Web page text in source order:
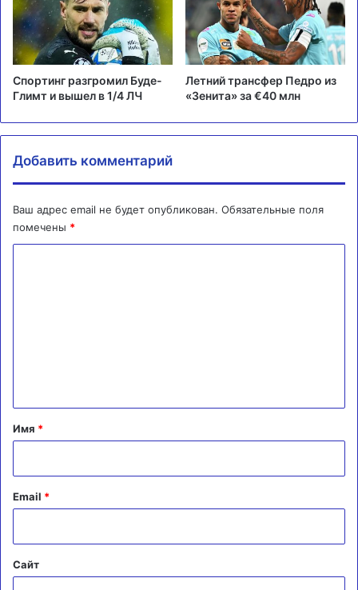
Спортинг разгромил Буде-
Глимт и вышел в 1/4 ЛЧ
Летний трансфер Педро из
«Зенита» за €40 млн
Добавить комментарий
Ваш адрес email не будет опубликован. Обязательные поля
помечены *
а
и
й
Имя *
Email *
Сайт